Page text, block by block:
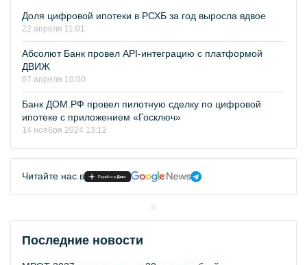
Доля цифровой ипотеки в РСХБ за год выросла вдвое
22 апреля 11:01
Абсолют Банк провел API-интеграцию с платформой
ДВИЖ
07 апреля 10:00
Банк ДОМ.РФ провел пилотную сделку по цифровой
ипотеке с приложением «Госключ»
14 ноября 2024 13:12
Читайте нас в
Последние новости